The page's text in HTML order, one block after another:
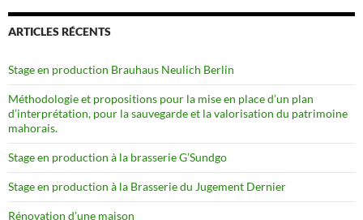
ARTICLES RÉCENTS
Stage en production Brauhaus Neulich Berlin
Méthodologie et propositions pour la mise en place d’un plan
d’interprétation, pour la sauvegarde et la valorisation du patrimoine
mahorais.
Stage en production à la brasserie G’Sundgo
Stage en production à la Brasserie du Jugement Dernier
Rénovation d’une maison